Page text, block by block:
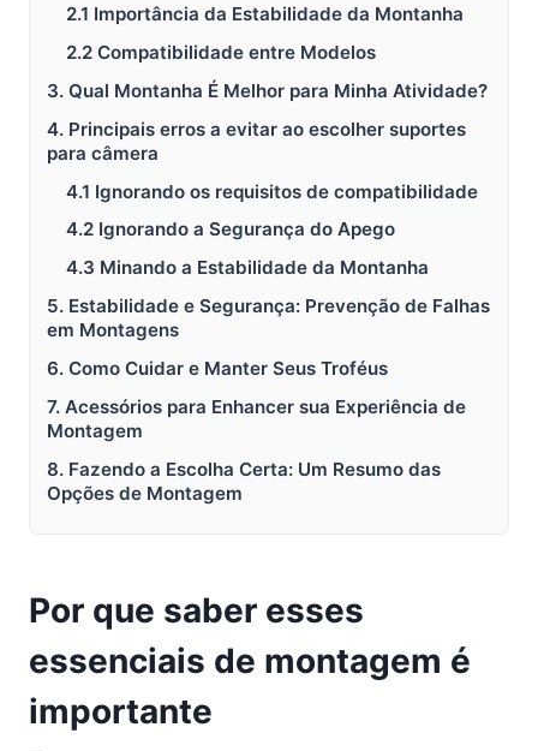
2.1 Importância da Estabilidade da Montanha
2.2 Compatibilidade entre Modelos
3. Qual Montanha É Melhor para Minha Atividade?
4. Principais erros a evitar ao escolher suportes
para câmera
4.1 Ignorando os requisitos de compatibilidade
4.2 Ignorando a Segurança do Apego
4.3 Minando a Estabilidade da Montanha
5. Estabilidade e Segurança: Prevenção de Falhas
em Montagens
6. Como Cuidar e Manter Seus Troféus
7. Acessórios para Enhancer sua Experiência de
Montagem
8. Fazendo a Escolha Certa: Um Resumo das
Opções de Montagem
Por que saber esses
essenciais de montagem é
importante